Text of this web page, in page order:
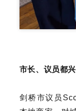
市长、议员都
剑桥市议员